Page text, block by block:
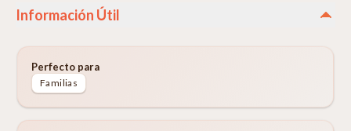
Información Útil
Perfecto para
Familias